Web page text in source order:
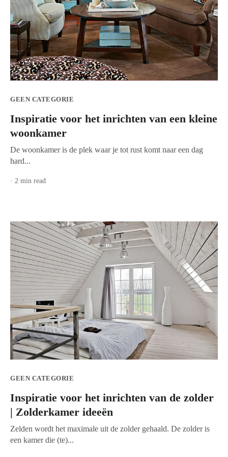
GEEN CATEGORIE
Inspiratie voor het inrichten van een kleine
woonkamer
De woonkamer is de plek waar je tot rust komt naar een dag
hard...
· 2 min read
GEEN CATEGORIE
Inspiratie voor het inrichten van de zolder
| Zolderkamer ideeën
Zelden wordt het maximale uit de zolder gehaald. De zolder is
een kamer die (te)...